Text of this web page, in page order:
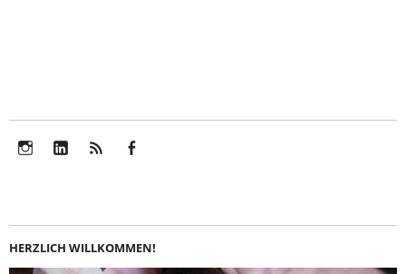
HERZLICH WILLKOMMEN!